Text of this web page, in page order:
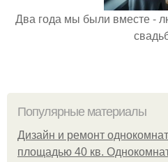
Два года мы были вместе -
Популярные материалы
Дизайн и ремонт
площадью 40 кв.